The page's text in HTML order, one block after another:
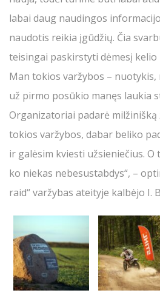
labai daug naudingos
naudotis reikia įgūdžių. Čia
teisingai paskirstyti dėmesį
Man tokios varžybos – nuotykis,
už pirmo posūkio manęs laukia
Organizatoriai padarė
tokios varžybos, dabar beliko
ir galėsim kviesti užsieniečius. O
ko niekas nebesustabdys“, –
raid“ varžybas ateityje kalbėjo I.